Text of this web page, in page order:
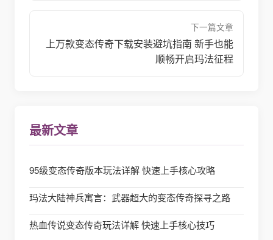
下一篇文章
上万款变态传奇下载安装避坑指南 新手也能
顺畅开启玛法征程
最新文章
95级变态传奇版本玩法详解 快速上手核心攻略
玛法大陆神兵寓言：武器超大的变态传奇探寻之路
热血传说变态传奇玩法详解 快速上手核心技巧